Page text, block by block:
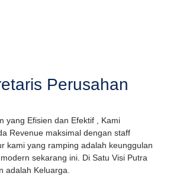
Perusahan
yang Efisien dan Efektif , Kami
Revenue maksimal dengan staff
kami yang ramping adalah keunggulan
sekarang ini. Di Satu Visi Putra
adalah Keluarga.